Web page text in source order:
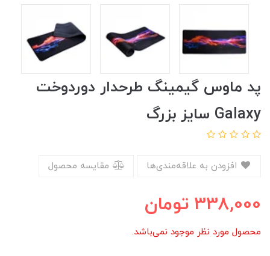
پد ماوس گیمینگ طرحدار دوردوخت
Galaxy سایز بزرگ
مقایسه محصول
338,000 تومان
محصول مورد نظر موجود نمی‌باشد.